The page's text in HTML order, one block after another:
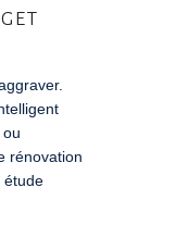
rénovation
étude